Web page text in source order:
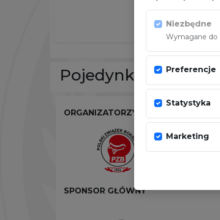
Pojedynki w sezonie
ORGANIZATORZY
SPONSOR GŁÓWNY
Niezbędne
Wymagane do
Preferencje
Statystyka
Marketing